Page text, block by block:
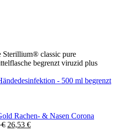
Sterillium® classic pure
begrenzt viruzid plus
- 500 ml begrenzt
Rachen- & Nasen Corona
€ 26,53 €